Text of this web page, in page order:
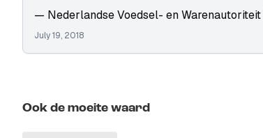
— Nederlandse Voedsel- en Warenautoriteit
July 19, 2018
Ook de moeite waard